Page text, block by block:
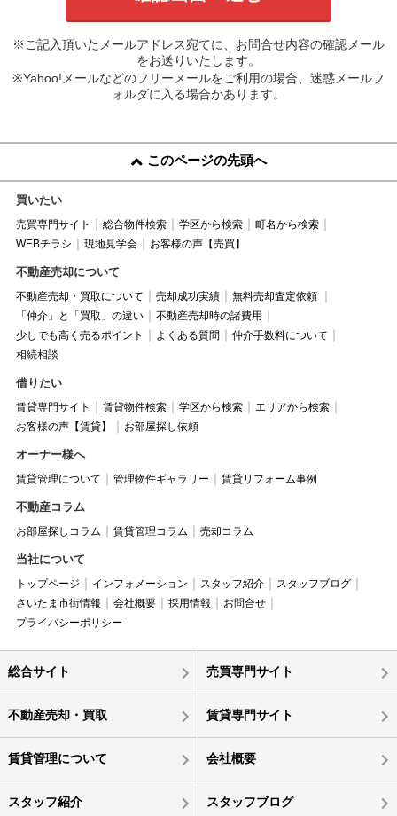
※ご記入頂いたメールアドレス宛てに、お問合せ内容の確認メール
をお送りいたします。
※Yahoo!メールなどのフリーメールをご利用の場合、迷惑メールフ
ォルダに入る場合があります。
このページの先頭へ
買いたい
売買専門サイト 総合物件検索 学区から検索
町名から検索
WEBチラシ
現地見学会 お客様の声【売買】
不動産売却について
不動産売却・買取について 売却成功実績
無料売却査定依頼
「仲介」と「買取」の違い
不動産売却時の諸費用
少しでも高く売るポイント
よくある質問
仲介手数料について
相続相談
借りたい
賃貸専門サイト 賃貸物件検索 学区から検索
エリアから検索
お客様の声【賃貸】
お部屋探し依頼
オーナー様へ
賃貸管理について 管理物件ギャラリー 賃貸リフォーム事例
不動産コラム
お部屋探しコラム 賃貸管理コラム 売却コラム
当社について
トップページ インフォメーション スタッフ紹介
スタッフブログ
さいたま市街情報
会社概要 採用情報
お問合せ
プライバシーポリシー
総合サイト 売買専門サイト
不動産売却・買取 賃貸専門サイト
賃貸管理について 会社概要
スタッフ紹介 スタッフブログ